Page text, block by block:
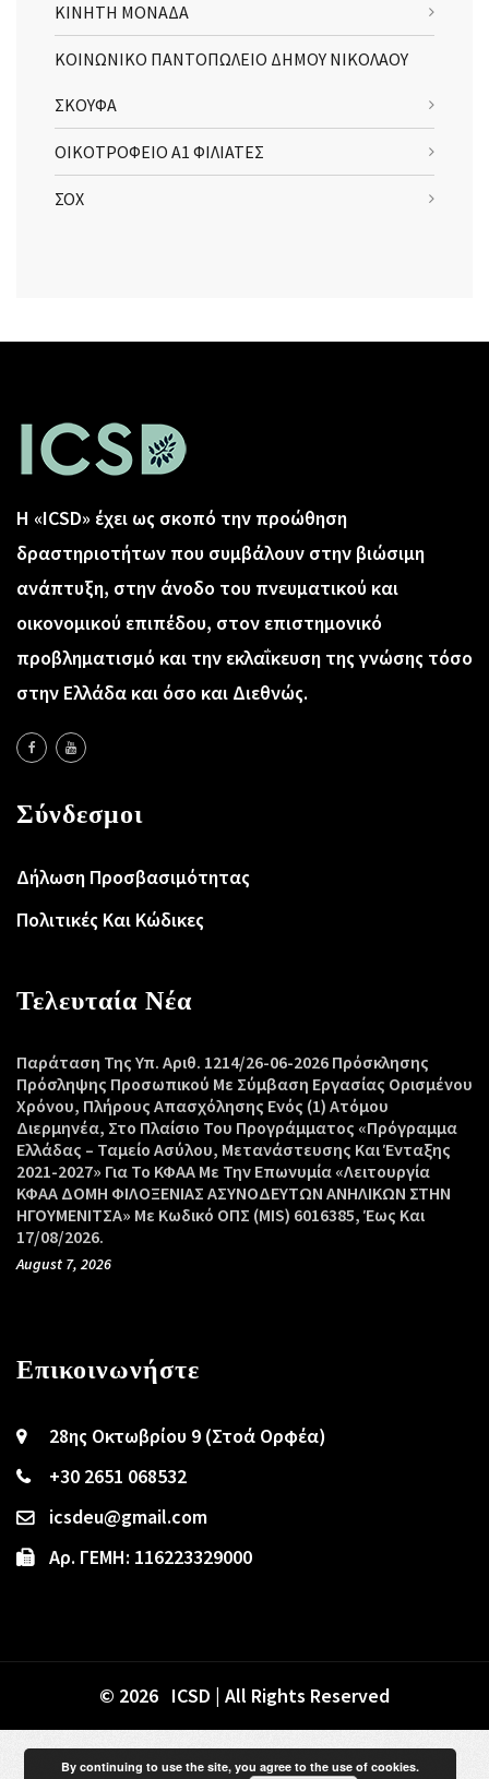
ΚΙΝΗΤΗ ΜΟΝΑΔΑ
ΚΟΙΝΩΝΙΚΟ ΠΑΝΤΟΠΩΛΕΙΟ ΔΗΜΟΥ ΝΙΚΟΛΑΟΥ
ΣΚΟΥΦΑ
ΟΙΚΟΤΡΟΦΕΙΟ Α1 ΦΙΛΙΑΤΕΣ
ΣΟΧ
Η «ICSD» έχει ως σκοπό την προώθηση
δραστηριοτήτων που συμβάλουν στην βιώσιμη
ανάπτυξη, στην άνοδο του πνευματικού και
οικονομικού επιπέδου, στον επιστημονικό
προβληματισμό και την εκλαΐκευση της γνώσης τόσο
στην Ελλάδα και όσο και Διεθνώς.
Σύνδεσμοι
Δήλωση Προσβασιμότητας
Πολιτικές Και Κώδικες
Τελευταία Νέα
Παράταση Της Υπ. Αριθ. 1214/26-06-2026 Πρόσκλησης
Πρόσληψης Προσωπικού Με Σύμβαση Εργασίας Ορισμένου
Χρόνου, Πλήρους Απασχόλησης Ενός (1) Ατόμου
Διερμηνέα, Στο Πλαίσιο Του Προγράμματος «Πρόγραμμα
Ελλάδας – Ταμείο Ασύλου, Μετανάστευσης Και Ένταξης
2021-2027» Για Το ΚΦΑΑ Με Την Επωνυμία «Λειτουργία
ΚΦΑΑ ΔΟΜΗ ΦΙΛΟΞΕΝΙΑΣ ΑΣΥΝΟΔΕΥΤΩΝ ΑΝΗΛΙΚΩΝ ΣΤΗΝ
ΗΓΟΥΜΕΝΙΤΣΑ» Με Κωδικό ΟΠΣ (MIS) 6016385, Έως Και
17/08/2026.
August 7, 2026
Επικοινωνήστε
28ης Οκτωβρίου 9 (Στοά Ορφέα)
+30 2651 068532
icsdeu@gmail.com
Αρ. ΓΕΜΗ: 116223329000
© 2026 ICSD | All Rights Reserved
By continuing to use the site, you agree to the use of cookies.